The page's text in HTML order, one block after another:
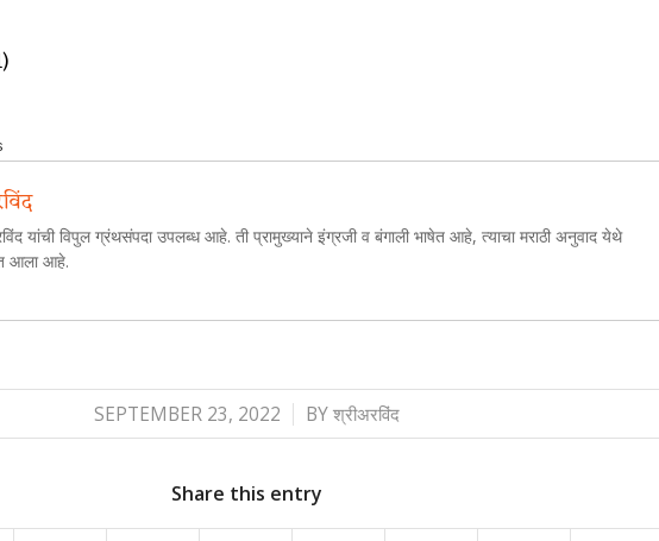
यांची विपुल ग्रंथसंपदा उपलब्ध आहे. ती प्रामुख्याने इंग्रजी व बंगाली भाषेत आहे, त्याचा मराठी अनुवाद येथे
आला आहे.
SEPTEMBER 23, 2022
/ BYश्रीअरविंद
Share this entry